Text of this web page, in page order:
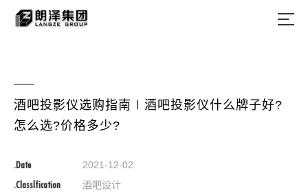
酒吧投影仪选购指南∣酒吧投影仪什么牌子好?
怎么选?价格多少?
.Date 2021-12-02
.Classlfication 酒吧设计